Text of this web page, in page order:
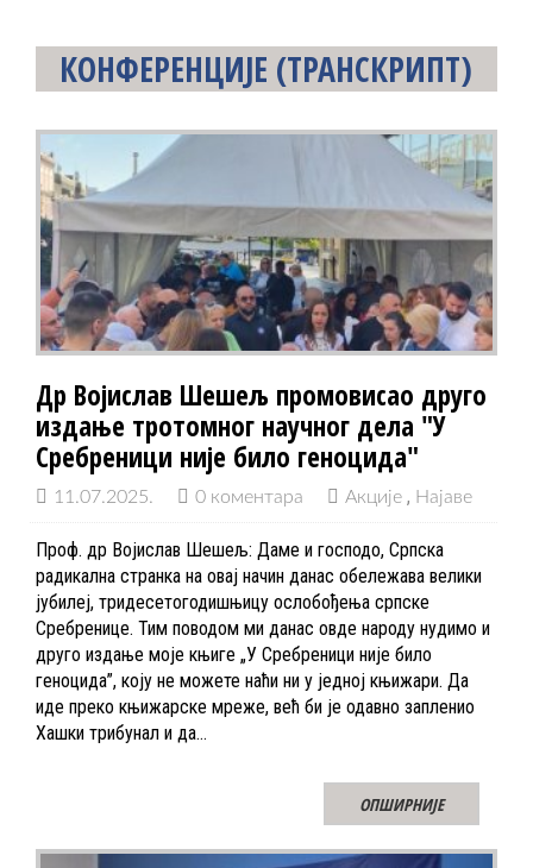
КОНФЕРЕНЦИЈЕ (ТРАНСКРИПТ)
Др Војислав Шешељ промовисао друго
издање тротомног научног дела "У
Сребреници није било геноцида"
11.07.2025. 0 коментара Акције Најаве
Проф. др Војислав Шешељ: Даме и господо, Српска
радикална странка на овај начин данас обележава велики
јубилеј, тридесетогодишњицу ослобођења српске
Сребренице. Тим поводом ми данас овде народу нудимо и
друго издање моје књиге „У Сребреници није било
геноцида”, коју не можете наћи ни у једној књижари. Да
иде преко књижарске мреже, већ би је одавно запленио
Хашки трибунал и да…
ОПШИРНИЈЕ